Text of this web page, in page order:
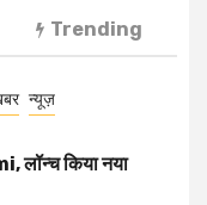
Trending
न्यूज़
लॉन्च किया नया